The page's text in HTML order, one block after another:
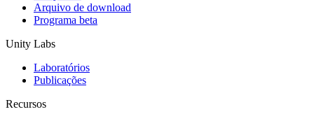
Arquivo de download
Programa beta
Unity Labs
Laboratórios
Publicações
Recursos